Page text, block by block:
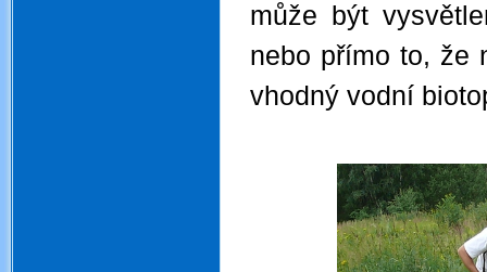
může být
nebo přímo to, že
vhodný vodní